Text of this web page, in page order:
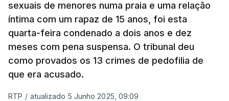
sexuais de menores numa praia e uma relação
íntima com um rapaz de 15 anos, foi esta
quarta-feira condenado a dois anos e dez
meses com pena suspensa. O tribunal deu
como provados os 13 crimes de pedofilia de
que era acusado.
RTP / atualizado 5 Junho 2025, 09:09